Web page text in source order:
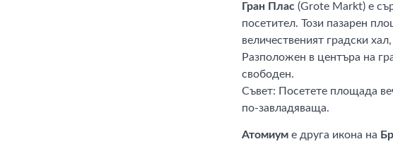
Гран Плас (Grote Markt) е
посетител. Този пазарен
величественият градски
Разположен в центъра на
свободен.
Съвет: Посетете площада
по-завладяваща.
Атомиум е друга икона на